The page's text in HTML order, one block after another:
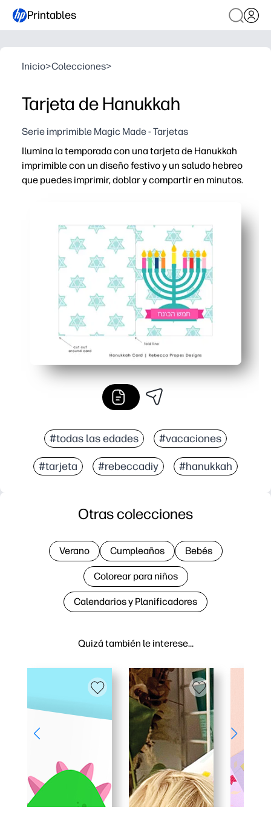
Printables
Inicio>Colecciones>
Tarjeta de Hanukkah
Serie imprimible Magic Made - Tarjetas
Ilumina la temporada con una tarjeta de Hanukkah
imprimible con un diseño festivo y un saludo hebreo
que puedes imprimir, doblar y compartir en minutos.
Significativo y personal: agregue su propio mensaje
Actividad para niños: una forma rápida y sencilla
Uso compartido versátil: perfecto para sobres, envíos
#todas las edades #vacaciones
#tarjeta #rebeccadiy #hanukkah
Quizá también le interese…
Otras colecciones
Verano Cumpleaños Bebés
Colorear para niños
Calendarios y Planificadores